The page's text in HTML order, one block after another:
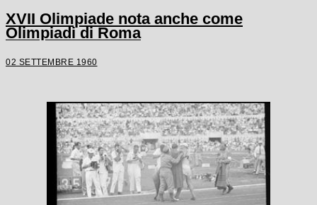
XVII Olimpiade nota anche come
Olimpiadi di Roma
02 SETTEMBRE 1960